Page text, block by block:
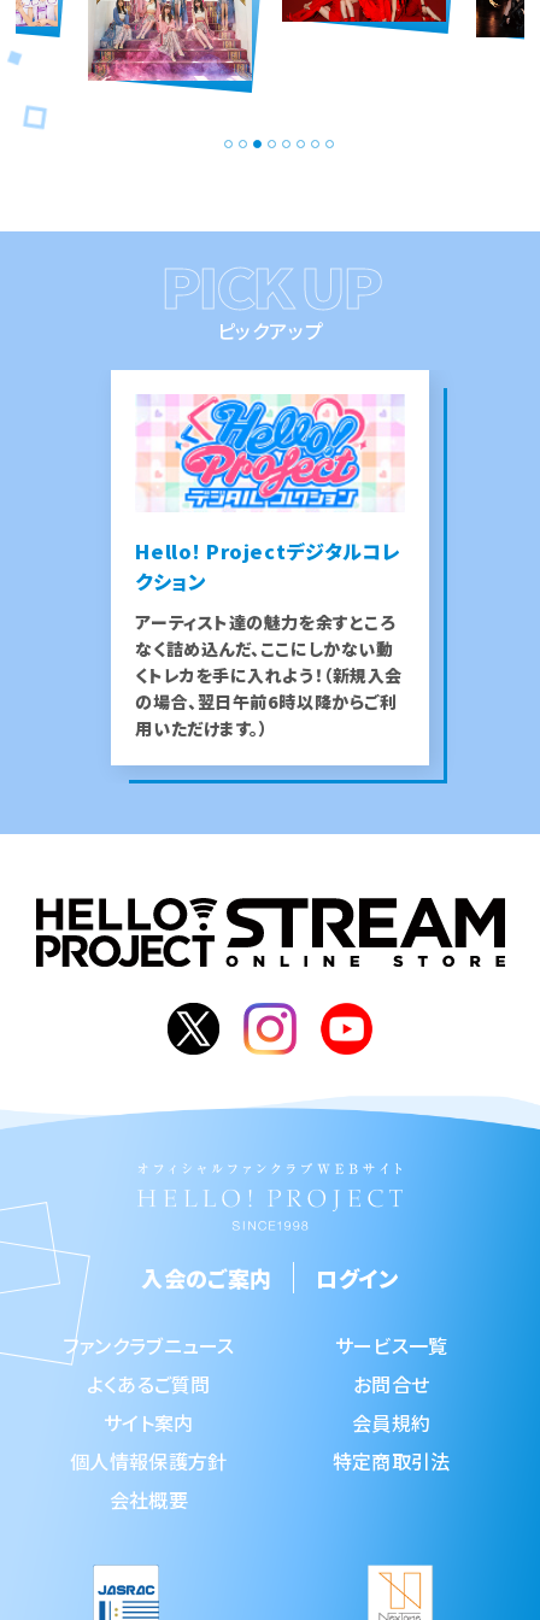
PICK UP
ピックアップ
Hello! Projectデジタルコレ
クション
アーティスト達の魅力を余すところ
なく詰め込んだ、ここにしかない動
くトレカを手に入れよう！（新規入会
の場合、翌日午前6時以降からご利
用いただけます。）
入会のご案内 ログイン
ファンクラブニュース
サービス一覧
よくあるご質問
お問合せ
サイト案内
会員規約
個人情報保護方針
特定商取引法
会社概要